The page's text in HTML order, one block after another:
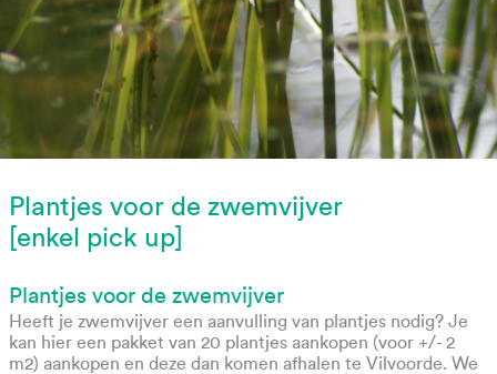
Plantjes voor de zwemvijver
[enkel pick up]
Plantjes voor de zwemvijver
Heeft je zwemvijver een aanvulling van plantjes nodig? Je
kan hier een pakket van 20 plantjes aankopen (voor +/- 2
m2) aankopen en deze dan komen afhalen te Vilvoorde. We